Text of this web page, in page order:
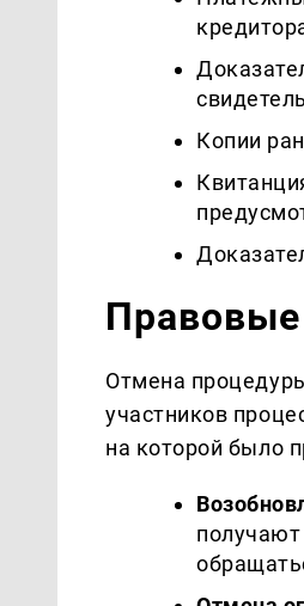
Копии
Правовые
Отмена
участников
на которой было